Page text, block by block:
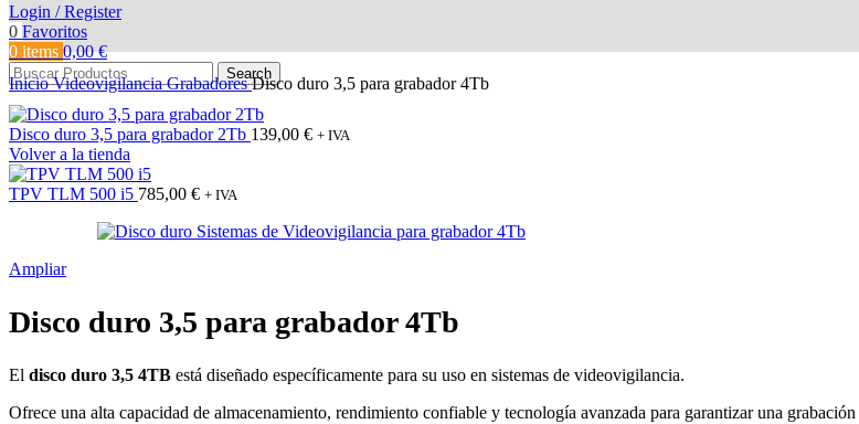
Login / Register
0 Favoritos
0 items 0,00€
Search
InicioVideovigilanciaGrabadoresDisco duro 3,5 para grabador 4Tb
Disco duro 3,5 para grabador 2Tb 139,00 € + IVA
Volver a la tienda
TPV TLM 500 i5 785,00 € + IVA
Ampliar
Disco duro 3,5 para grabador 4Tb
El disco duro 3,5 4TB está diseñado específicamente para su uso en sistemas de videovigilancia.
Ofrece una alta capacidad de almacenamiento, rendimiento confiable y tecnología avanzada para garantizar una